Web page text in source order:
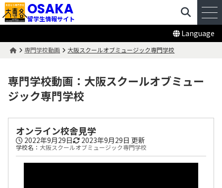
OSAKA
留学生情報サイト
Language
専門学校動画 大阪スクールオブミュージック専門学校
専門学校動画：大阪スクールオブミュー
ジック専門学校
オンライン校舎見学
2022年9月29日 2023年9月29日 更新
学校名： 大阪スクールオブミュージック専門学校